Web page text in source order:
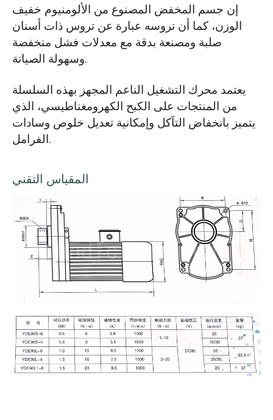
إن جسم المخفض المصنوع من الألومنيوم خفيف
الوزن، كما أن تروسه عبارة عن تروس ذات أسنان
صلبة ومصنعة بدقة مع معدلات فشل منخفضة
وسهولة الصيانة.
يعتمد محرك التشغيل الناعم المجهز بهذه السلسلة
من المنتجات على الكبح الكهرومغناطيسي، الذي
يتميز بانخفاض التآكل وإمكانية تعديل خلوص وسادات
الفرامل.
المقياس التقني